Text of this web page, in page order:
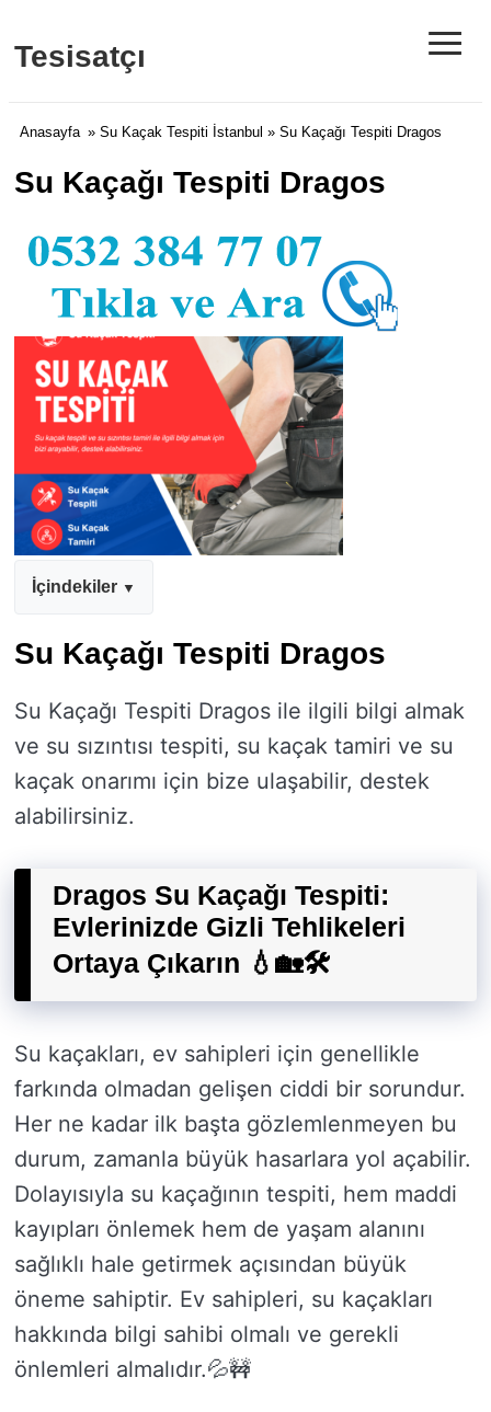
Tesisatçı ≡
Anasayfa » Su Kaçak Tespiti İstanbul » Su Kaçağı Tespiti Dragos
Su Kaçağı Tespiti Dragos
İçindekiler
Su Kaçağı Tespiti Dragos
Su Kaçağı Tespiti Dragos ile ilgili bilgi almak
ve su sızıntısı tespiti, su kaçak tamiri ve su
kaçak onarımı için bize ulaşabilir, destek
alabilirsiniz.
Dragos Su Kaçağı Tespiti:
Evlerinizde Gizli Tehlikeleri
Ortaya Çıkarın 💧🏡🛠️
Su kaçakları, ev sahipleri için genellikle
farkında olmadan gelişen ciddi bir sorundur.
Her ne kadar ilk başta gözlemlenmeyen bu
durum, zamanla büyük hasarlara yol açabilir.
Dolayısıyla su kaçağının tespiti, hem maddi
kayıpları önlemek hem de yaşam alanını
sağlıklı hale getirmek açısından büyük
öneme sahiptir. Ev sahipleri, su kaçakları
hakkında bilgi sahibi olmalı ve gerekli
önlemleri almalıdır.💦🚧